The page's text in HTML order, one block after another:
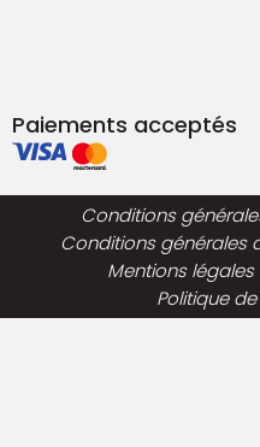
Paiements acceptés
Conditions
Conditions générales
Mentions légales
Politique